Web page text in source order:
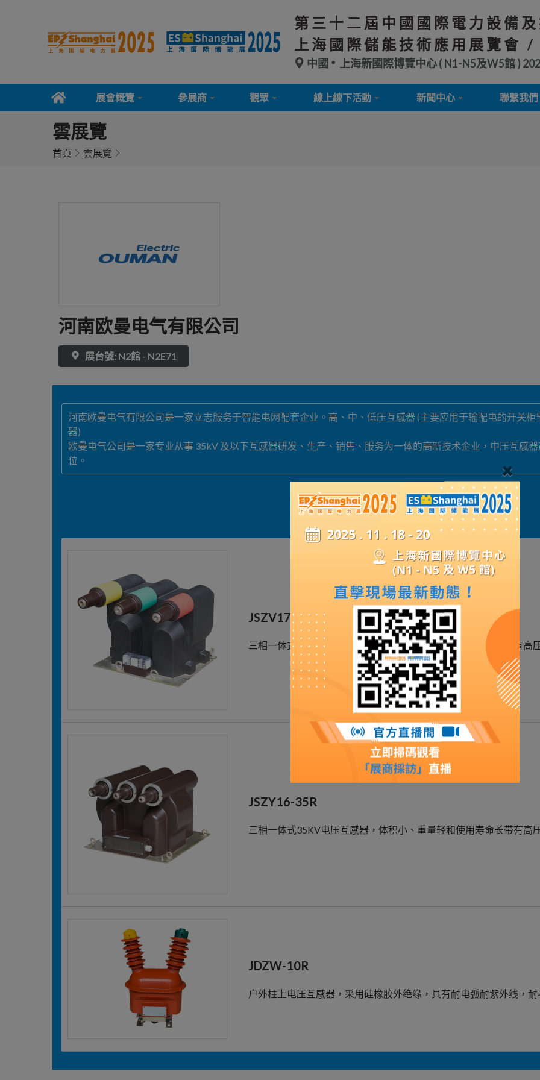
第三十二屆中國國際電力設備
上海國際儲能技術應用展覽會 /
中國 上海新國際博覽中心 ( N1-N5及W5館 )
展會概覽 參展商 觀眾 線上線下活動 新聞中心 聯繫我們
雲展覽
首頁 雲展覽
河南欧曼电气有限公司
展台號: N2館 - N2E71
河南欧曼电气有限公司是一家立志服务于智能电网配套企业。高、中、低压互感器 (主要应用于输配电的开关
器)
欧曼电气公司是一家专业从事 35kV 及以下互感器研发、生产、销售、服务为一体的高新技术企业，中压互感
位。
展品詳情
JSZV17-24R
三相一体式24KV电压互感器，体积小、重量轻和使用寿命长带有高
JSZY16-35R
三相一体式35KV电压互感器，体积小、重量轻和使用寿命长带有高
JDZW-10R
户外柱上电压互感器，采用硅橡胶外绝缘，具有耐电弧耐紫外线，